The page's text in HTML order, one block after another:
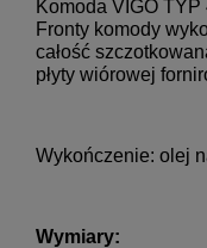
Komoda VIGO
Fronty komody
całość
płyty wiórowej
Wykończenie: olej
Wymiary: